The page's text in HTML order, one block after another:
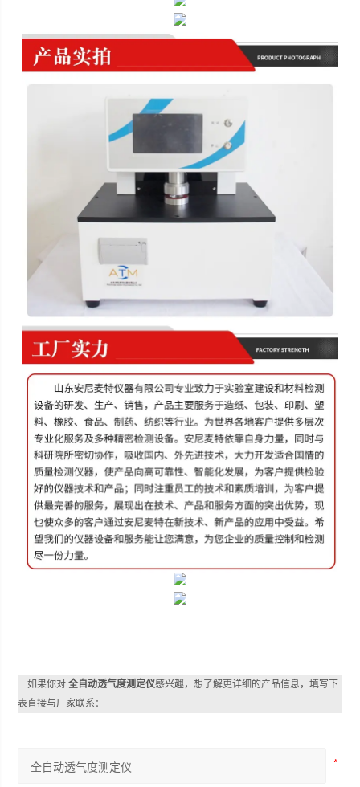
如果你对全自动透气度测定仪感兴趣，想了解更详细的产品信息，填写下
表直接与厂家联系：